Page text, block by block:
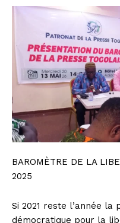
BAROMÈTRE DE LA
2025
Si 2021 reste l’année la
démocratique pour la